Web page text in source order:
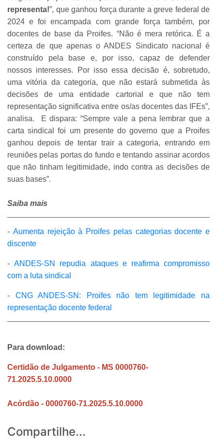
representa!”, que ganhou força durante a greve federal de
2024 e foi encampada com grande força também, por
docentes de base da Proifes. “Não é mera retórica. É a
certeza de que apenas o ANDES Sindicato nacional é
construído pela base e, por isso, capaz de defender
nossos interesses. Por isso essa decisão é, sobretudo,
uma vitória da categoria, que não estará submetida às
decisões de uma entidade cartorial e que não tem
representação significativa entre os/as docentes das IFEs”,
analisa. E dispara: “Sempre vale a pena lembrar que a
carta sindical foi um presente do governo que a Proifes
ganhou depois de tentar trair a categoria, entrando em
reuniões pelas portas do fundo e tentando assinar acordos
que não tinham legitimidade, indo contra as decisões de
suas bases”.
Saiba mais
- Aumenta rejeição à Proifes pelas categorias docente e
discente
-ANDES-SN repudia ataques e reafirma compromisso
com a luta sindical
- CNG ANDES-SN: Proifes não tem legitimidade na
representação docente federal
Para download:
Certidão de Julgamento - MS 0000760-
71.2025.5.10.0000
Acórdão - 0000760-71.2025.5.10.0000
Compartilhe...